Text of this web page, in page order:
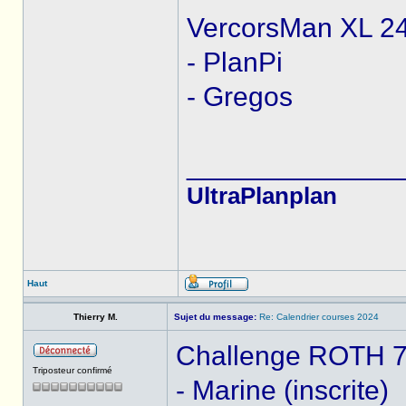
VercorsMan XL
- PlanPi
- Gregos
UltraPlanplan
Haut
Thierry M. Sujet du message: Re: Calendrier courses 2024
Triposteur confirmé
Challenge ROTH
- Marine (inscrite)